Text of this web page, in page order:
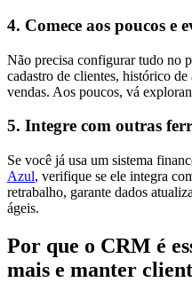
4. Comece aos poucos e
Não precisa configurar tudo no
cadastro de clientes, histórico
vendas. Aos poucos, vá
5. Integre com outras
Se você já usa um sistema
Azul, verifique se ele integra
retrabalho, garante dados
ágeis.
Por que o CRM é
mais e manter